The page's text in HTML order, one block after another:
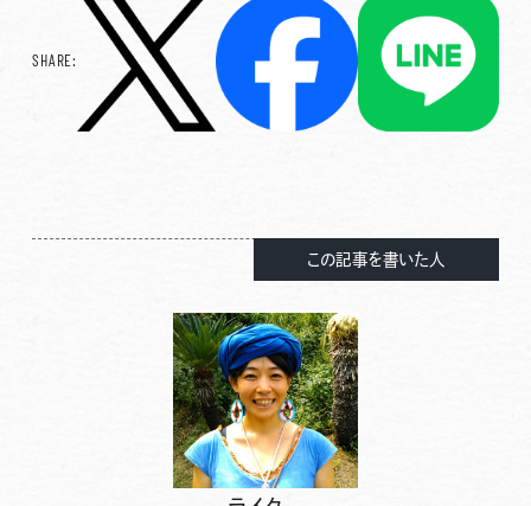
SHARE:
この記事を書いた人